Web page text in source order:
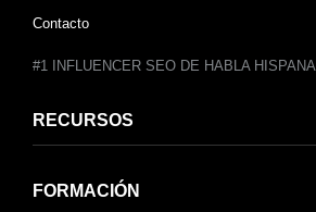
Contacto
#1 INFLUENCER SEO DE HABLA HISPANA
RECURSOS
FORMACIÓN